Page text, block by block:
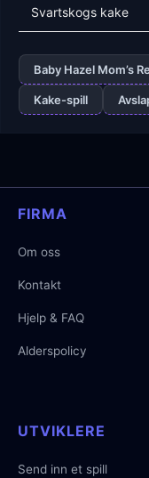
Svartskogs kake
Baby Hazel Mom’s
Kake-spill
FIRMA
Om oss
Kontakt
Hjelp & FAQ
Alderspolicy
UTVIKLERE
Send inn et spill